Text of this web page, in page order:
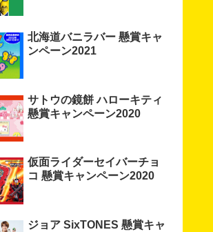
北海道バニラバー 懸賞キャ
ンペーン2021
サトウの鏡餅 ハローキティ
懸賞キャンペーン2020
仮面ライダーセイバーチョ
コ 懸賞キャンペーン2020
ジョア SixTONES 懸賞キャ